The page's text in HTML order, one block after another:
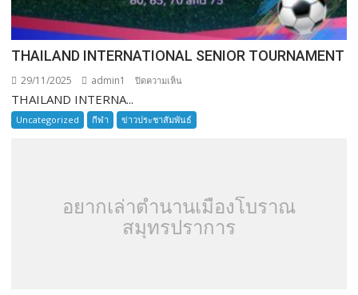
THAILAND INTERNATIONAL SENIOR TOURNAMENT
29/11/2025 admin1 ปิดความเห็น
INTERNATIONAL
SENIOR
THAILAND INTERNA...
Uncategorized กีฬา ข่าวประชาสัมพันธ์
อยากเล่าตำนานเมืองโบราณ
สมุทรปราการ